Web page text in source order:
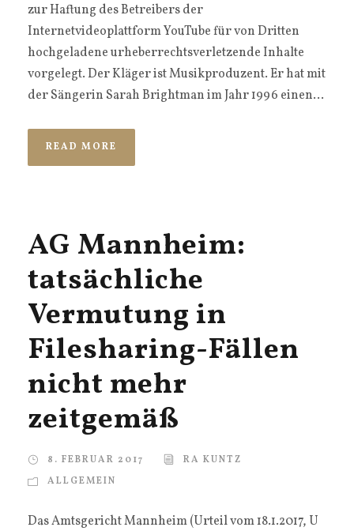
zur Haftung des Betreibers der
Internetvideoplattform YouTube für von Dritten
hochgeladene urheberrechtsverletzende Inhalte
vorgelegt. Der Kläger ist Musikproduzent. Er hat mit
der Sängerin Sarah Brightman im Jahr 1996 einen...
READ MORE
AG Mannheim:
tatsächliche
Vermutung in
Filesharing-Fällen
nicht mehr
zeitgemäß
8. FEBRUAR 2017
RA KUNTZ
ALLGEMEIN
Das Amtsgericht Mannheim (Urteil vom 18.1.2017, U